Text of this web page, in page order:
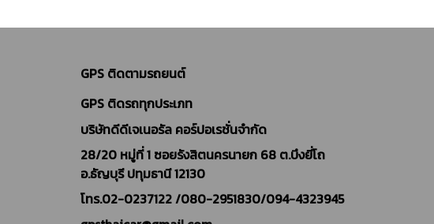
GPS ติดตามรถยนต์
GPS ติดรถทุกประเภท
บริษัทดีดีเจเนอรัล คอร์ปอเรชั่นจำกัด
28/20 หมู่ที่ 1 ซอยรังสิตนครนายก 68 ต.บึงยี่โถ
อ.ธัญบุรี ปทุมธานี 12130
โทร.02-0237122 /080-2951830/094-4323945